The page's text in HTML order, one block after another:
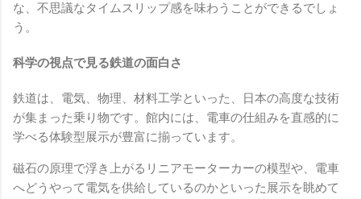
な、不思議なタイムスリップ感を味わうことができるでしょ
う。
科学の視点で見る鉄道の面白さ
鉄道は、電気、物理、材料工学といった、日本の高度な技術
が集まった乗り物です。館内には、電車の仕組みを直感的に
学べる体験型展示が豊富に揃っています。
磁石の原理で浮き上がるリニアモーターカーの模型や、電車
へどうやって電気を供給しているのかといった展示を眺めて